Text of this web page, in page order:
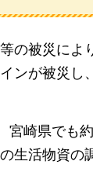
の被災によ
ンが被災し
宮崎県でも
生活物資の